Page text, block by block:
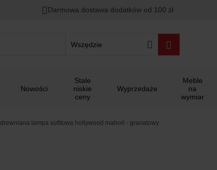
Darmowa dostawa dodatków od 100 zł
Wszędzie
Nowości
Stale
niskie
ceny
Wyprzedaże
Meble
na
wymiar
drewniana lampa sufitowa hollywood mahoń - granatowy